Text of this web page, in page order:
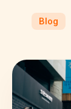
Blog